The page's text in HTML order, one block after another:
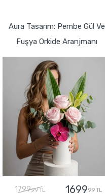
Aura Tasarım: Pembe Gül Ve
Fuşya Orkide Aranjmanı
1799,99 TL 1699,99 TL